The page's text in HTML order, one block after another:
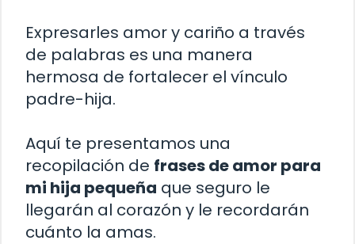
Expresarles amor y cariño a través
de palabras es una manera
hermosa de fortalecer el vínculo
padre-hija.
Aquí te presentamos una
recopilación de frases de amor para
mi hija pequeña que seguro le
llegarán al corazón y le recordarán
cuánto la amas.